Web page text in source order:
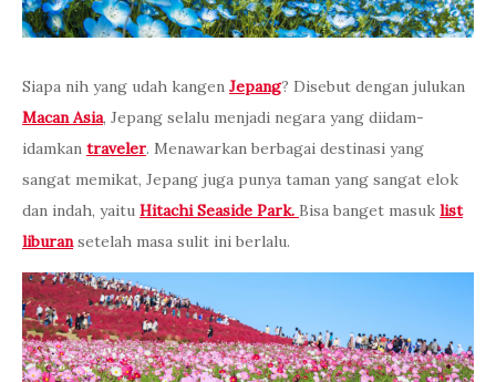
Siapa nih yang udah kangen Jepang? Disebut dengan julukan
Macan Asia, Jepang selalu menjadi negara yang diidam-
idamkan traveler. Menawarkan berbagai destinasi yang
sangat memikat, Jepang juga punya taman yang sangat elok
dan indah, yaitu Hitachi Seaside Park. Bisa banget masuk list
liburansetelah masa sulit ini berlalu.